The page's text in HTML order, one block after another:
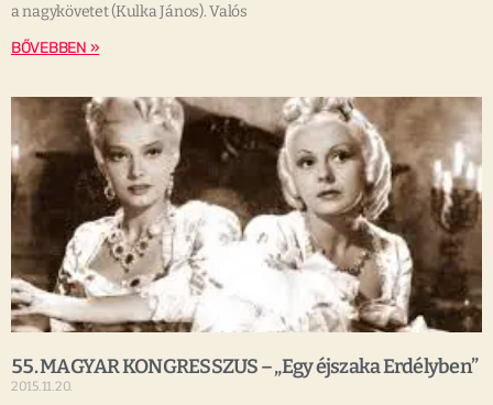
a nagykövetet (Kulka János). Valós
BŐVEBBEN »
55. MAGYAR KONGRESSZUS – „Egy éjszaka Erdélyben”
2015.11.20.